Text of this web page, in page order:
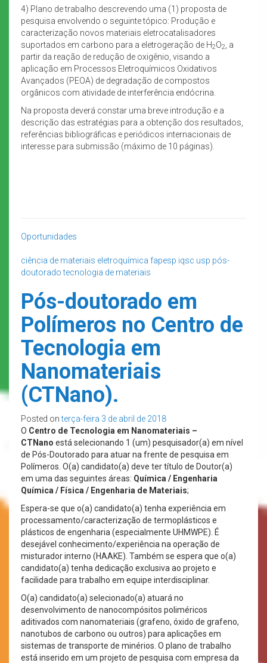
4) Plano de trabalho descrevendo uma (1) proposta de
pesquisa envolvendo o seguinte tópico: Produção e
caracterização novos materiais eletrocatalisadores
suportados em carbono para a eletrogeração de H2O2
, a
partir da reação de redução de oxigênio, visando a
aplicação em Processos Eletroquímicos Oxidativos
Avançados (PEOA) de degradação de compostos
orgânicos com atividade de interferência endócrina.
Na proposta deverá constar uma breve introdução e a
descrição das estratégias para a obtenção dos resultados,
referências bibliográficas e periódicos internacionais de
interesse para submissão (máximo de 10 páginas).
Oportunidades
ciência de materiais eletroquímica fapesp iqsc usp pós-
doutorado tecnologia de materiais
Pós-doutorado em
Polímeros no Centro de
Tecnologia em
Nanomateriais
(CTNano).
Posted onterça-feira 3 de abril de 2018
O Centro de Tecnologia em Nanomateriais –
CTNano está selecionando 1 (um) pesquisador(a) em nível
de Pós-Doutorado para atuar na frente de pesquisa em
Polímeros. O(a) candidato(a) deve ter título de Doutor(a)
em uma das seguintes áreas: Química / Engenharia
Química / Física / Engenharia de Materiais;
Espera-se que o(a) candidato(a) tenha experiência em
processamento/caracterização de termoplásticos e
plásticos de engenharia (especialmente UHMWPE). É
desejável conhecimento/experiência na operação de
misturador interno (HAAKE). Também se espera que o(a)
candidato(a) tenha dedicação exclusiva ao projeto e
facilidade para trabalho em equipe interdisciplinar.
O(a) candidato(a) selecionado(a) atuará no
desenvolvimento de nanocompósitos poliméricos
aditivados com nanomateriais (grafeno, óxido de grafeno,
nanotubos de carbono ou outros) para aplicações em
sistemas de transporte de minérios. O plano de trabalho
está inserido em um projeto de pesquisa com empresa da